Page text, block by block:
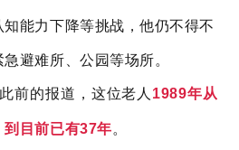
能力下降等挑战，他仍不得不
避难所、公园等场所。
前的报道，这位老人 1989年从
到目前已有37年。